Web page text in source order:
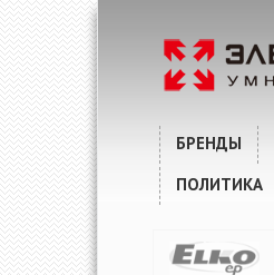
БРЕНДЫ
ПОЛИТИКА